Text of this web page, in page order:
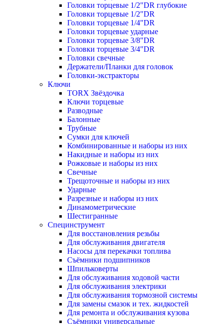
Головки торцевые 1/2"DR глубокие
Головки торцевые 1/2"DR
Головки торцевые 1/4"DR
Головки торцевые ударные
Головки торцевые 3/8"DR
Головки торцевые 3/4"DR
Головки свечные
Держатели/Планки для головок
Головки-экстракторы
Ключи
TORX Звёздочка
Ключи торцевые
Разводные
Балонные
Трубные
Сумки для ключей
Комбинированные и наборы из них
Накидные и наборы из них
Рожковые и наборы из них
Свечные
Трещоточные и наборы из них
Ударные
Разрезные и наборы из них
Динамометрические
Шестигранные
Специнструмент
Для восстановления резьбы
Для обслуживания двигателя
Насосы для перекачки топлива
Съёмники подшипников
Шпильковерты
Для обслуживания ходовой части
Для обслуживания электрики
Для обслуживания тормозной системы
Для замены смазок и тех. жидкостей
Для ремонта и обслуживания кузова
Съёмники универсальные